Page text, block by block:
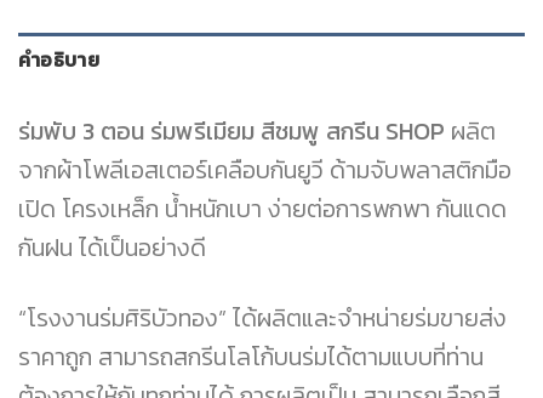
คำอธิบาย
ร่มพับ 3 ตอน ร่มพรีเมียม สีชมพู สกรีน SHOP ผลิต
จากผ้าโพลีเอสเตอร์เคลือบกันยูวี ด้ามจับพลาสติกมือ
เปิด โครงเหล็ก น้ำหนักเบา ง่ายต่อการพกพา กันแดด
กันฝน ได้เป็นอย่างดี
“โรงงานร่มศิริบัวทอง” ได้ผลิตและจำหน่ายร่มขายส่ง
ราคาถูก สามารถสกรีนโลโก้บนร่มได้ตามแบบที่ท่าน